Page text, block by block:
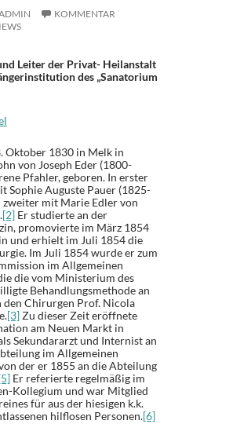
KOMMENTAR
Leiter der Privat- Heilanstalt
des „Sanatorium
Oktober 1830 in Melk in
von Joseph Eder (1800-
Pfahler, geboren. In erster
Sophie Auguste Pauer (1825-
zweiter mit Marie Edler von
[2] Er studierte an der
promovierte im März 1854
und erhielt im Juli 1854 die
Im Juli 1854 wurde er zum
im Allgemeinen
die vom Ministerium des
Behandlungsmethode an
Chirurgen Prof. Nicola
[3]Zu dieser Zeit eröffnete
am Neuen Markt in
Sekundararzt und Internist an
im Allgemeinen
der er 1855 an die Abteilung
Er referierte regelmäßig im
Kollegium und war Mitglied
für aus der hiesigen k.k.
hilflosen Personen.[6]